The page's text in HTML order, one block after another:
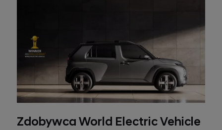
Zdobywca World Electric Vehicle